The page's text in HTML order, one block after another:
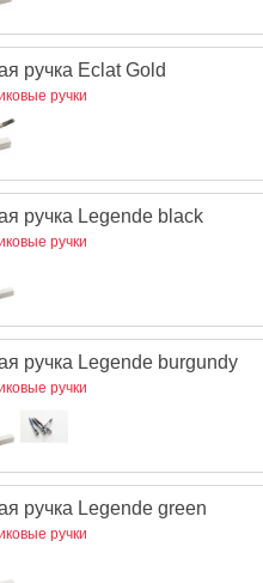
ручка Eclat Gold
ручки
ручка Legende black
ручки
ручка Legende burgundy
ручки
ручка Legende green
ручки